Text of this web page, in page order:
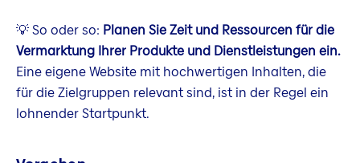
💡 So oder so: Planen Sie Zeit und Ressourcen für die
Vermarktung Ihrer Produkte und Dienstleistungen ein.
Eine eigene Website mit hochwertigen Inhalten, die
für die Zielgruppen relevant sind, ist in der Regel ein
lohnender Startpunkt.